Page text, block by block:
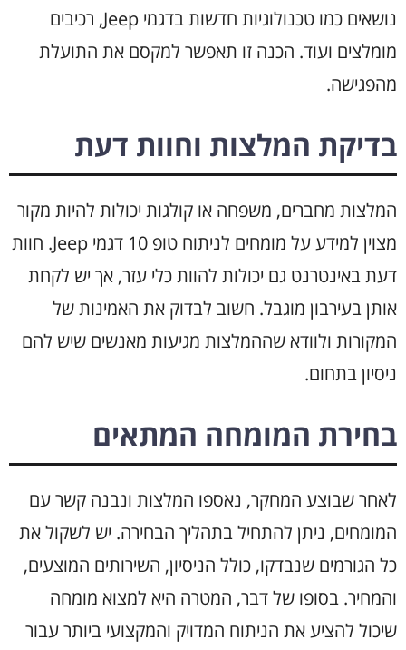
נושאים כמו טכנולוגיות חדשות בדגמי Jeep, רכיבים
מומלצים ועוד. הכנה זו תאפשר למקסם את התועלת
מהפגישה.
בדיקת המלצות וחוות דעת
המלצות מחברים, משפחה או קולגות יכולות להיות מקור
מצוין למידע על מומחים לניתוח טופ 10 דגמי Jeep. חוות
דעת באינטרנט גם יכולות להוות כלי עזר, אך יש לקחת
אותן בעירבון מוגבל. חשוב לבדוק את האמינות של
המקורות ולוודא שההמלצות מגיעות מאנשים שיש להם
ניסיון בתחום.
בחירת המומחה המתאים
לאחר שבוצע המחקר, נאספו המלצות ונבנה קשר עם
המומחים, ניתן להתחיל בתהליך הבחירה. יש לשקול את
כל הגורמים שנבדקו, כולל הניסיון, השירותים המוצעים,
והמחיר. בסופו של דבר, המטרה היא למצוא מומחה
שיכול להציע את הניתוח המדויק והמקצועי ביותר עבור